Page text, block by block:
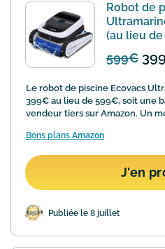
Robot de
(au lieu
599€
Le robot de piscine Ecovacs
399€ au lieu de 599€, soit une
vendeur tiers sur Amazon. Un
Bons plans Amazon
J'en
Publiée le 8 juillet